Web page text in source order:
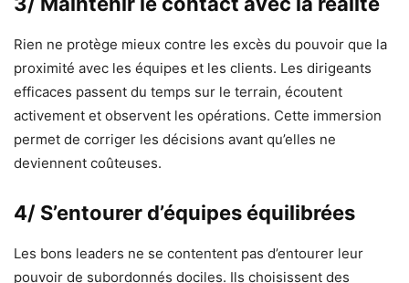
Rien ne protège mieux contre les excès du pouvoir que la
proximité avec les équipes et les clients. Les dirigeants
efficaces passent du temps sur le terrain, écoutent
activement et observent les opérations. Cette immersion
permet de corriger les décisions avant qu’elles ne
deviennent coûteuses.
4/ S’entourer d’équipes équilibrées
Les bons leaders ne se contentent pas d’entourer leur
pouvoir de subordonnés dociles. Ils choisissent des